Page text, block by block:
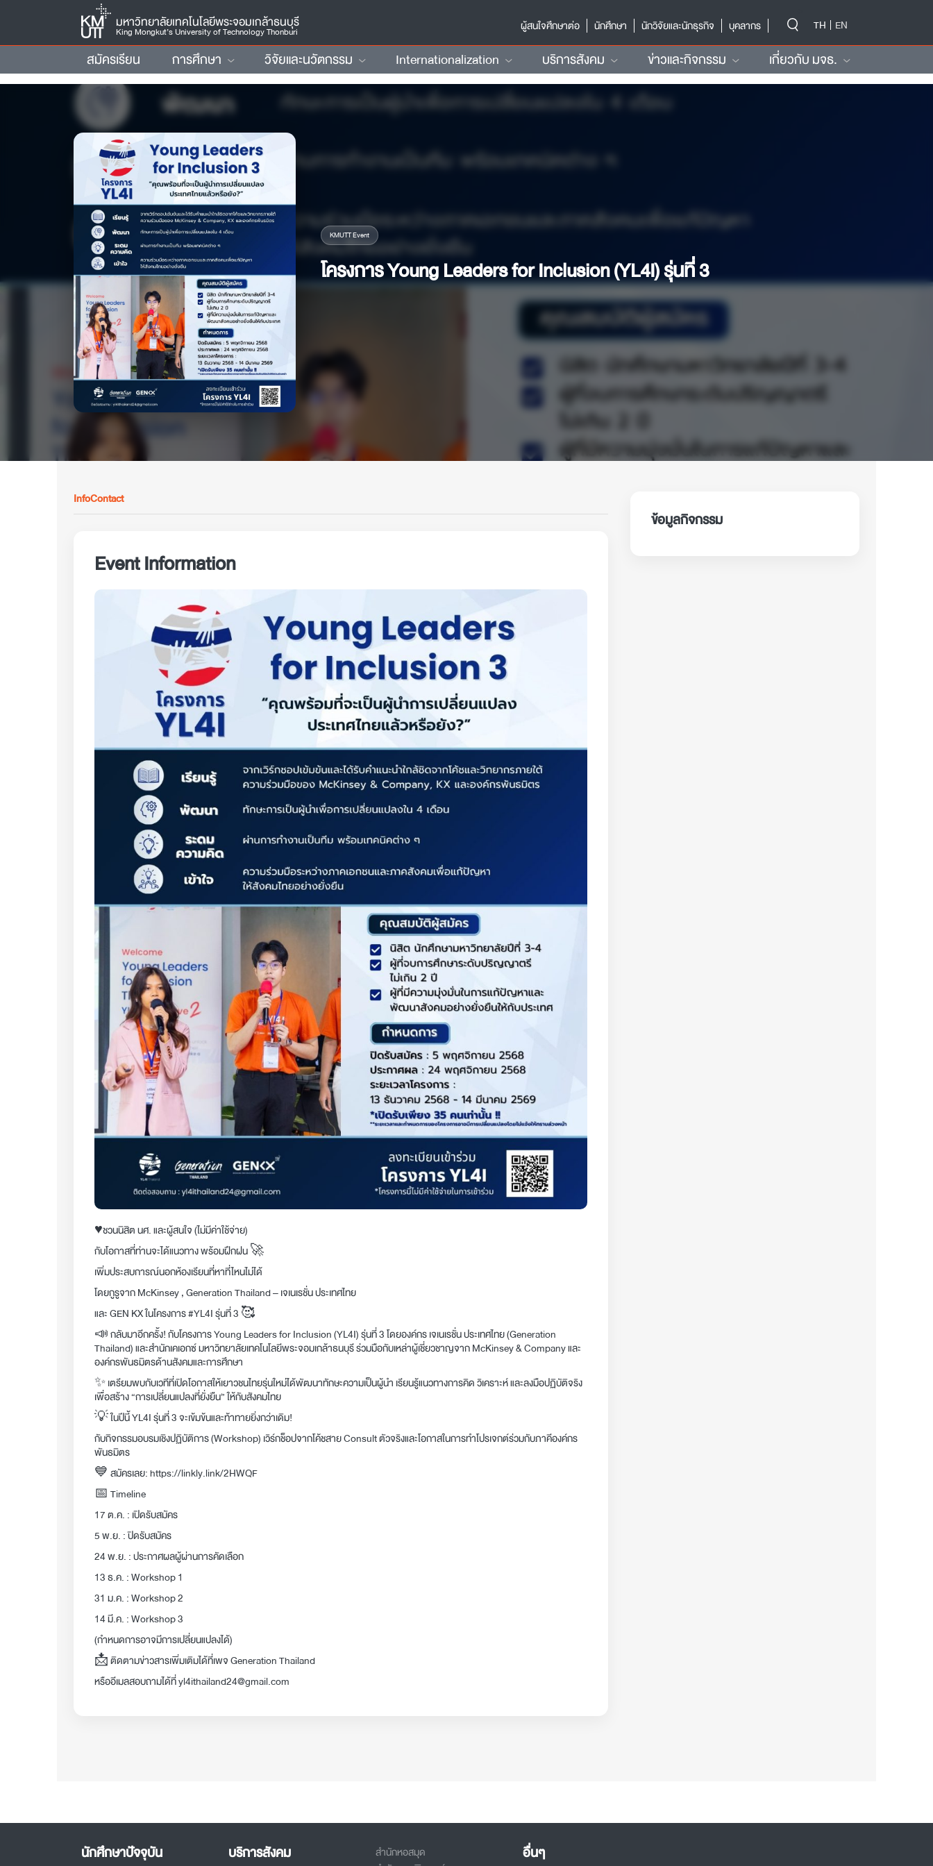
มหาวิทยาลัยเทคโนโลยีพระจอมเกล้าธนบุรี
King Mongkut’s University of Technology Thonburi
ผู้สนใจศึกษาต่อ
นักศึกษา นักวิจัยและนักธุรกิจ บุคลากร TH EN
สมัครเรียน การศึกษา วิจัยและนวัตกรรม Internationalization บริการสังคม ข่าวและกิจกรรม เกี่ยวกับ มจธ.
KMUTT Event
โครงการ Young Leaders for Inclusion (YL4I) รุ่นที่ 3
InfoContact
Event Information
♥️ชวนนิสิต นศ. และผู้สนใจ (ไม่มีค่าใช้จ่าย)
กับโอกาสที่ท่านจะได้แนวทาง พร้อมฝึกฝน 🚀
เพิ่มประสบการณ์นอกห้องเรียนที่หาที่ไหนไม่ได้
โดยกูรูจาก McKinsey , Generation Thailand – เจเนเรชั่น ประเทศไทย
และ GEN KX ในโครงการ #YL4I รุ่นที่ 3 🥰
📣 กลับมาอีกครั้ง! กับโครงการ Young Leaders for Inclusion (YL4I) รุ่นที่ 3 โดยองค์กร เจเนเรชั่น ประเทศไทย (Generation
Thailand) และสำนักเคเอกซ์ มหาวิทยาลัยเทคโนโลยีพระจอมเกล้าธนบุรี ร่วมมือกับเหล่าผู้เชี่ยวชาญจาก McKinsey & Company และ
องค์กรพันธมิตรด้านสังคมและการศึกษา
✨ เตรียมพบกับเวทีที่เปิดโอกาสให้เยาวชนไทยรุ่นใหม่ได้พัฒนาทักษะความเป็นผู้นำ เรียนรู้แนวทางการคิด วิเคราะห์ และลงมือปฏิบัติจริง
เพื่อสร้าง “การเปลี่ยนแปลงที่ยั่งยืน” ให้กับสังคมไทย
💡 ในปีนี้ YL4I รุ่นที่ 3 จะเข้มข้นและท้าทายยิ่งกว่าเดิม!
กับกิจกรรมอบรมเชิงปฏิบัติการ (Workshop) เวิร์กช็อปจากโค้ชสาย Consult ตัวจริงและโอกาสในการทำโปรเจกต์ร่วมกับภาคีองค์กร
พันธมิตร
💙 สมัครเลย:https://linkly.link/2HWQF
📅 Timeline
17 ต.ค. : เปิดรับสมัคร
5 พ.ย. : ปิดรับสมัคร
24 พ.ย. : ประกาศผลผู้ผ่านการคัดเลือก
13 ธ.ค. : Workshop 1
31 ม.ค. : Workshop 2
14 มี.ค. : Workshop 3
(กำหนดการอาจมีการเปลี่ยนแปลงได้)
📩 ติดตามข่าวสารเพิ่มเติมได้ที่เพจ Generation Thailand
หรืออีเมลสอบถามได้ที่yl4ithailand24@gmail.com
ข้อมูลกิจกรรม
นักศึกษาปัจจุบัน บริการสังคม
สำนักหอสมุด
อื่นๆ